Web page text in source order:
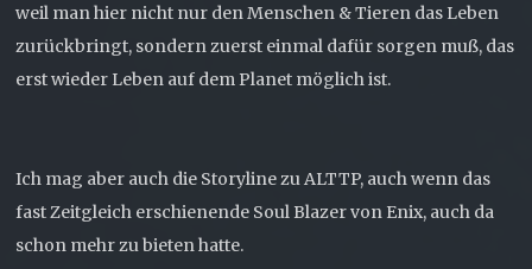
weil man hier nicht nur den Menschen & Tieren das Leben
zurückbringt, sondern zuerst einmal dafür sorgen muß, das
erst wieder Leben auf dem Planet möglich ist.
Ich mag aber auch die Storyline zu ALTTP, auch wenn das
fast Zeitgleich erschienende Soul Blazer von Enix, auch da
schon mehr zu bieten hatte.